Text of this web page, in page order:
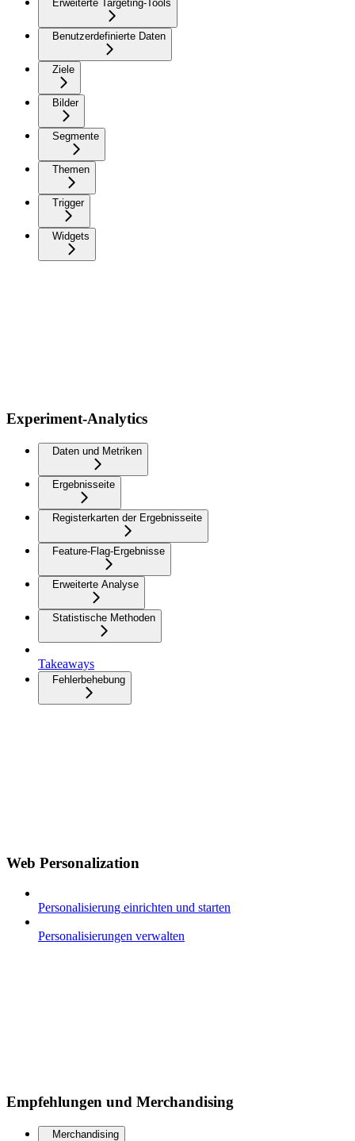
Erweiterte Targeting-Tools
Benutzerdefinierte Daten
Ziele
Bilder
Segmente
Themen
Trigger
Widgets
Experiment-Analytics
Daten und Metriken
Ergebnisseite
Registerkarten der Ergebnisseite
Feature-Flag-Ergebnisse
Erweiterte Analyse
Statistische Methoden
Takeaways
Fehlerbehebung
Web Personalization
Personalisierung einrichten und starten
Personalisierungen verwalten
Empfehlungen und Merchandising
Merchandising